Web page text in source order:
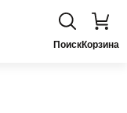
ПоискКорзина